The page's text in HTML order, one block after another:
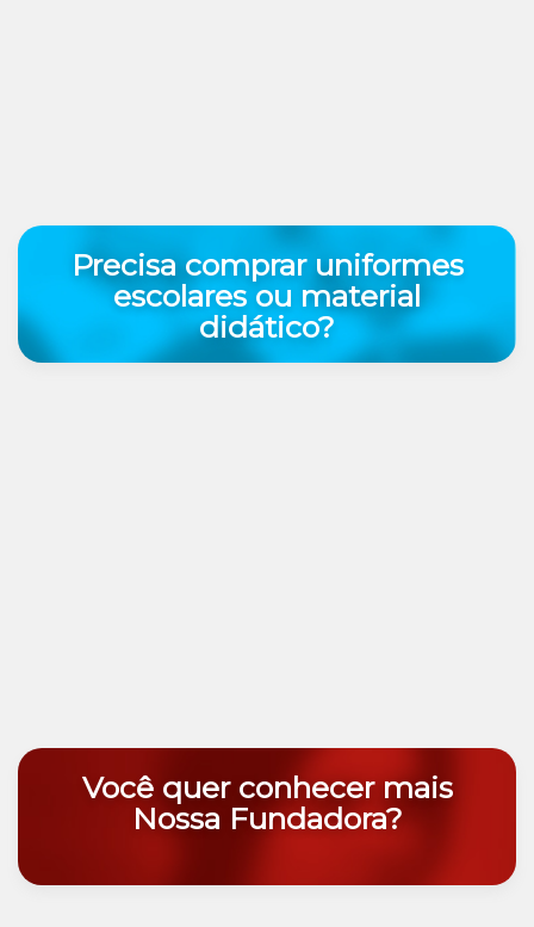
Precisa comprar uniformes
escolares ou material
didático?
Você quer conhecer mais
Nossa Fundadora?